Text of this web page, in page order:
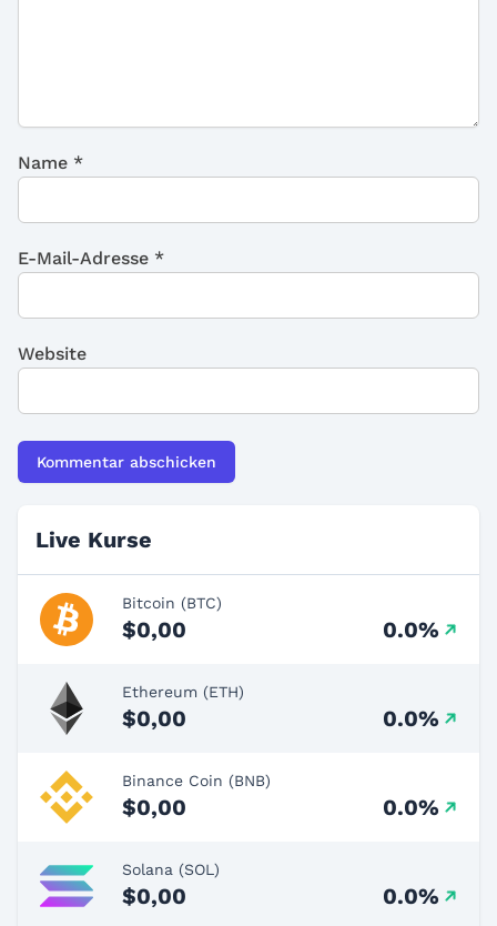
Name *
E-Mail-Adresse *
Website
Live Kurse
Bitcoin (BTC)
$0,00 0.0%
Ethereum (ETH)
$0,00 0.0%
Binance Coin (BNB)
$0,00 0.0%
Solana (SOL)
$0,00 0.0%